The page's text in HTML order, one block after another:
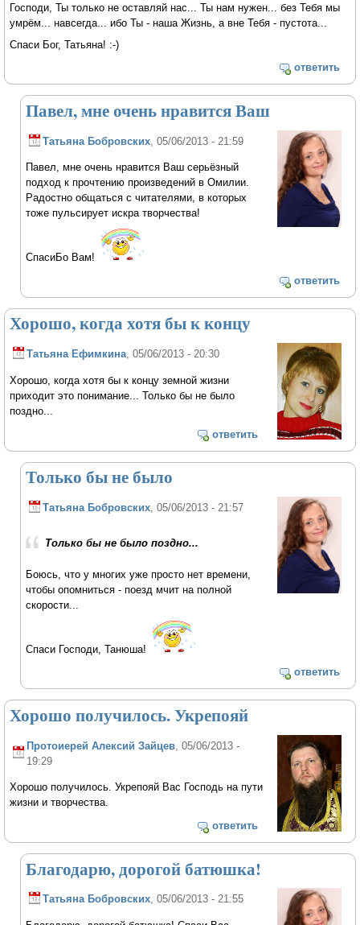
Господи, Ты только не оставляй нас... Ты нам нужен... без Тебя мы
умрём... навсегда... ибо Ты - наша Жизнь, а вне Тебя - пустота...
Спаси Бог, Татьяна! :-)
ответить
Павел, мне очень нравится Ваш
Татьяна Бобровских , 05/06/2013 - 21:59
Павел, мне очень нравится Ваш серьёзный
подход к прочтению произведений в Омилии.
Радостно общаться с читателями, в которых
тоже пульсирует искра творчества!
СпасиБо Вам!
ответить
Хорошо, когда хотя бы к концу
Татьяна Ефимкина, 05/06/2013 - 20:30
Хорошо, когда хотя бы к концу земной жизни
приходит это понимание... Только бы не было
поздно...
ответить
Только бы не было
Татьяна Бобровских , 05/06/2013 - 21:57
Только бы не было поздно...
Боюсь, что у многих уже просто нет времени,
чтобы опомниться - поезд мчит на полной
скорости...
Спаси Господи, Танюша!
ответить
Хорошо получилось. Укрепояй
Протоиерей Алексий Зайцев , 05/06/2013 -
19:29
Хорошо получилось. Укрепояй Вас Господь на пути
жизни и творчества.
ответить
Благодарю, дорогой батюшка!
Татьяна Бобровских, 05/06/2013 - 21:55